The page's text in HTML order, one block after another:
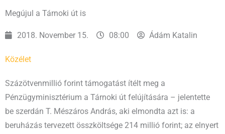
Megújul a Tárnoki út is
2018. November 15. 08:00 Ádám Katalin
Közélet
Százötvenmillió forint támogatást ítélt meg a
Pénzügyminisztérium a Tárnoki út felújítására – jelentette
be szerdán T. Mészáros András, aki elmondta azt is: a
beruházás tervezett összköltsége 214 millió forint; az elnyert